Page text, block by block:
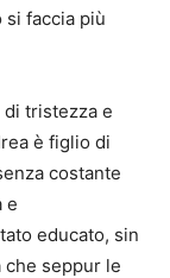
si faccia più
tristezza e
è figlio di
costante
e
educato, sin
che seppur le